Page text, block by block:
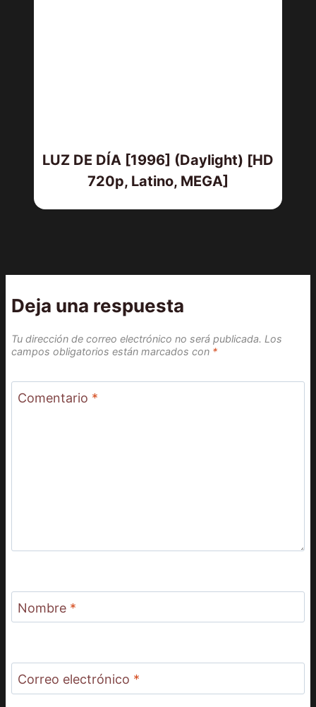
LUZ DE DÍA [1996] (Daylight) [HD
720p, Latino, MEGA]
Deja una respuesta
Tu dirección de correo electrónico no será publicada. Los
campos obligatorios están marcados con *
Comentario *
Nombre *
Correo electrónico *